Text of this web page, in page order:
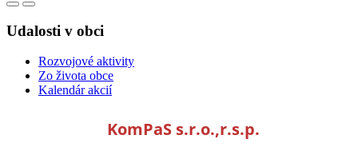
Udalosti v obci
Rozvojové aktivity
Zo života obce
Kalendár akcií
KomPaS s.r.o.,r.s.p.